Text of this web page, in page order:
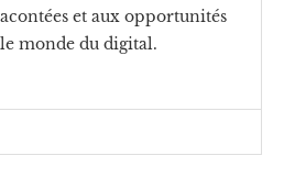
et aux opportunités
monde du digital.